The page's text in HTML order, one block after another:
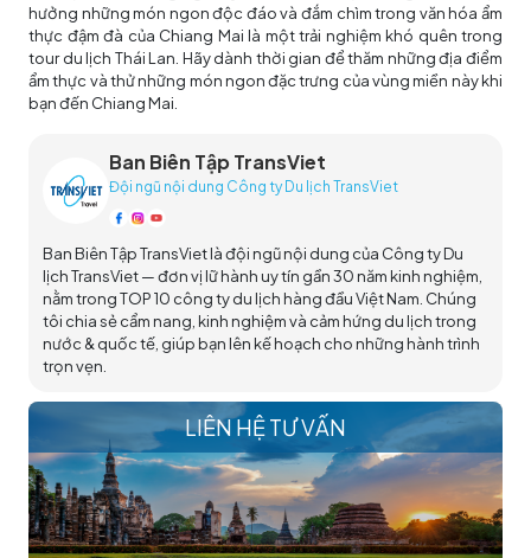
hưởng những món ngon độc đáo và đắm chìm trong văn hóa ẩm
thực đậm đà của Chiang Mai là một trải nghiệm khó quên trong
tour du lịch Thái Lan. Hãy dành thời gian để thăm những địa điểm
ẩm thực và thử những món ngon đặc trưng của vùng miền này khi
bạn đến Chiang Mai.
Ban Biên Tập TransViet
Đội ngũ nội dung Công ty Du lịch TransViet
Ban Biên Tập TransViet là đội ngũ nội dung của Công ty Du
lịch TransViet — đơn vị lữ hành uy tín gần 30 năm kinh nghiệm,
nằm trong TOP 10 công ty du lịch hàng đầu Việt Nam. Chúng
tôi chia sẻ cẩm nang, kinh nghiệm và cảm hứng du lịch trong
nước & quốc tế, giúp bạn lên kế hoạch cho những hành trình
trọn vẹn.
LIÊN HỆ TƯ VẤN